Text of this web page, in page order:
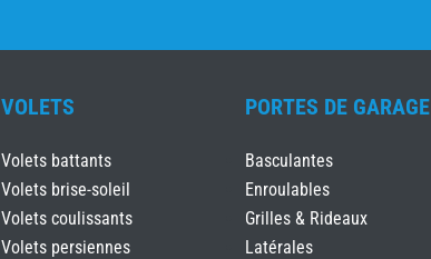
VOLETS
Volets battants
Volets brise-soleil
Volets coulissants
Volets persiennes
PORTES DE GARAGE
Basculantes
Enroulables
Grilles & Rideaux
Latérales